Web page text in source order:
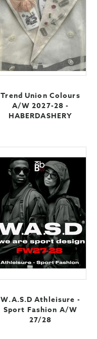
Trend Union Colours
A/W 2027-28 -
HABERDASHERY
W.A.S.D Athleisure -
Sport Fashion A/W
27/28